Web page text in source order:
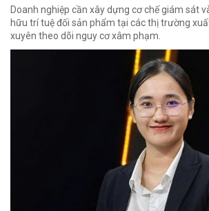
Doanh nghiệp cần xây dựng cơ chế giám sát
hữu trí tuệ đối sản phẩm tại các thị trường
xuyên theo dõi nguy cơ xâm phạm.